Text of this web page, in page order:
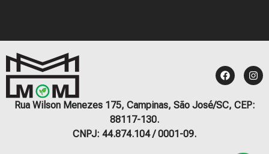
Rua Wilson Menezes 175, Campinas, São José/SC, CEP:
88117-130.
CNPJ: 44.874.104 / 0001-09.